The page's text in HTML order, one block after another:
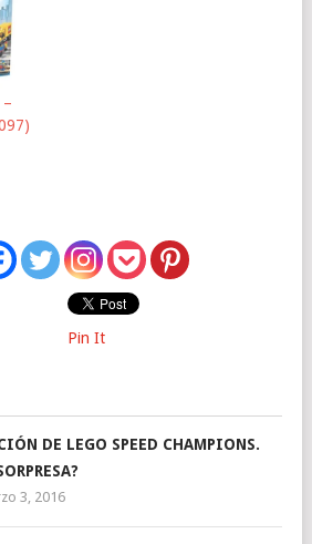
–
Pin It
DE LEGO SPEED CHAMPIONS.
3, 2016